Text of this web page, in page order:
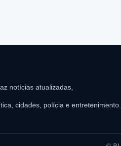
notícias atualizadas,
cidades, polícia e entretenimento.